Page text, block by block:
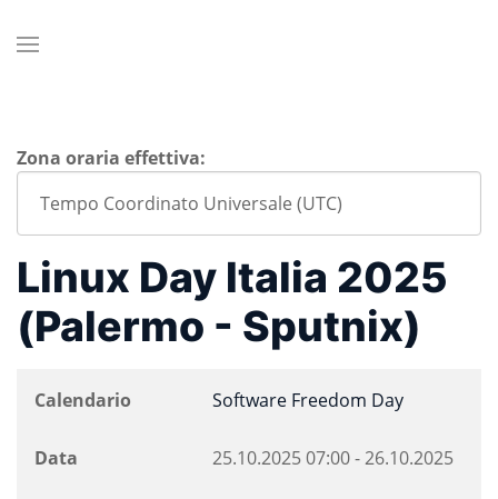
Zona oraria effettiva:
Linux Day Italia 2025
(Palermo - Sputnix)
Calendario Software Freedom Day
Data 25.10.202507:00-26.10.2025